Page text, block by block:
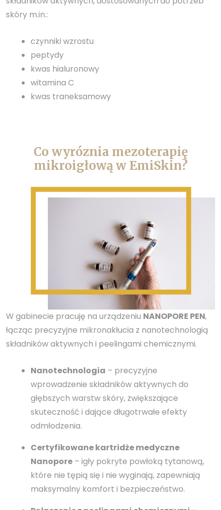
skóry m.in.:
czynniki wzrostu
peptydy
kwas hialuronowy
witamina C
kwas traneksamowy
Co wyróznia mezoterapię
mikroigłową w EmiSkin?
W gabinecie pracuję na urządzeniu NANOPORE PEN,
łącząc precyzyjne mikronakłucia z nanotechnologią
składników aktywnych i peelingami chemicznymi.
Nanotechnologia – precyzyjne
wprowadzenie składników aktywnych do
głębszych warstw skóry, zwiększające
skuteczność i dające długotrwałe efekty
odmłodzenia.
Certyfikowane kartridże medyczne
Nanopore – igły pokryte powłoką tytanową,
które nie tępią się i nie wyginają, zapewniają
maksymalny komfort i bezpieczeństwo.